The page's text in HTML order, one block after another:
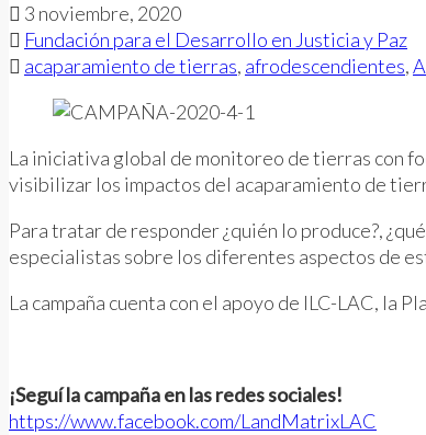
3 noviembre, 2020
Fundación para el Desarrollo en Justicia y Paz
acaparamiento de tierras, afrodescendientes,
La iniciativa global de monitoreo de tierras con
visibilizar los impactos del acaparamiento de
Para tratar de responder ¿quién lo produce?,
especialistas sobre los diferentes aspectos de
La campaña cuenta con el apoyo de ILC-LAC, la
¡Seguí la campaña en las redes sociales!
https://www.facebook.com/LandMatrixLAC